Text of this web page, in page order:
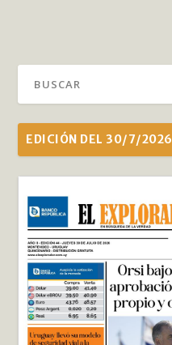
EDICIÓN DEL 30/7/2026